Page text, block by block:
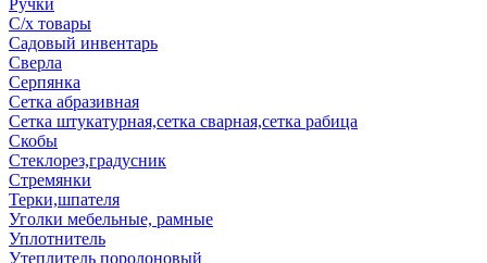
Ручки
С/х товары
Садовый инвентарь
Сверла
Серпянка
Сетка абразивная
Сетка штукатурная,сетка сварная,сетка рабица
Скобы
Стеклорез,градусник
Стремянки
Терки,шпателя
Уголки мебельные, рамные
Уплотнитель
Утеплитель поролоновый